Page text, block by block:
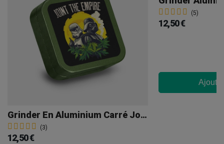
Grinder En Aluminium Carré Joint The Empire
(3)
12,50 €
(5)
12,50 €